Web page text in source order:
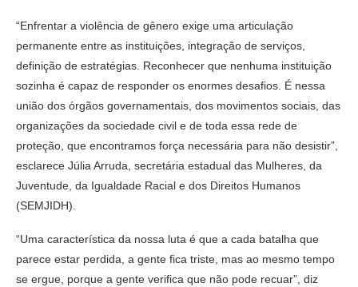
“Enfrentar a violência de gênero exige uma articulação
permanente entre as instituições, integração de serviços,
definição de estratégias. Reconhecer que nenhuma instituição
sozinha é capaz de responder os enormes desafios. É nessa
união dos órgãos governamentais, dos movimentos sociais, das
organizações da sociedade civil e de toda essa rede de
proteção, que encontramos força necessária para não desistir”,
esclarece Júlia Arruda, secretária estadual das Mulheres, da
Juventude, da Igualdade Racial e dos Direitos Humanos
(SEMJIDH).
“Uma característica da nossa luta é que a cada batalha que
parece estar perdida, a gente fica triste, mas ao mesmo tempo
se ergue, porque a gente verifica que não pode recuar”, diz